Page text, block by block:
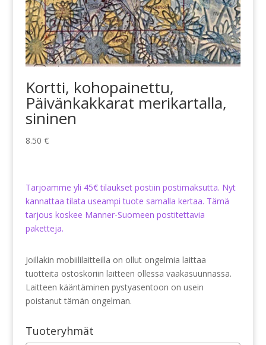
Kortti, kohopainettu,
Päivänkakkarat merikartalla,
sininen
8.50 €
Tarjoamme yli 45€ tilaukset postiin postimaksutta. Nyt
kannattaa tilata useampi tuote samalla kertaa. Tämä
tarjous koskee Manner-Suomeen postitettavia
paketteja.
Joillakin mobiililaitteilla on ollut ongelmia laittaa
tuotteita ostoskoriin laitteen ollessa vaakasuunnassa.
Laitteen kääntäminen pystyasentoon on usein
poistanut tämän ongelman.
Tuoteryhmät